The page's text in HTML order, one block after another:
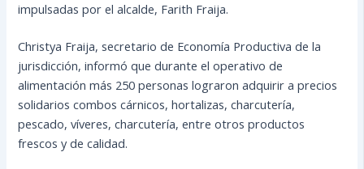
impulsadas por el alcalde, Farith Fraija.
Christya Fraija, secretario de Economía Productiva de la
jurisdicción, informó que durante el operativo de
alimentación más 250 personas lograron adquirir a precios
solidarios combos cárnicos, hortalizas, charcutería,
pescado, víveres, charcutería, entre otros productos
frescos y de calidad.